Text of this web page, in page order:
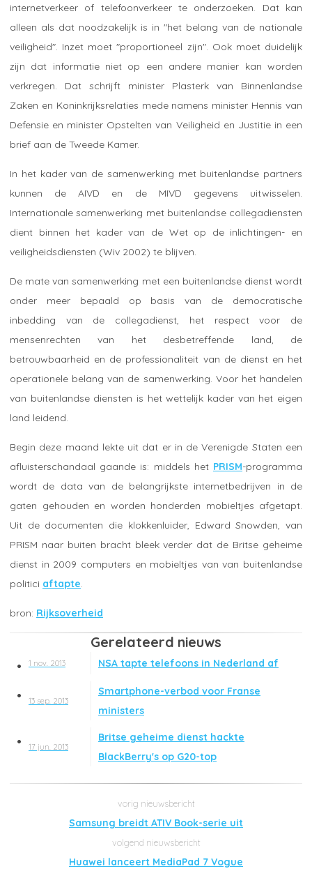
internetverkeer of telefoonverkeer te onderzoeken. Dat kan
alleen als dat noodzakelijk is in "het belang van de nationale
veiligheid". Inzet moet "proportioneel zijn". Ook moet duidelijk
zijn dat informatie niet op een andere manier kan worden
verkregen. Dat schrijft minister Plasterk van Binnenlandse
Zaken en Koninkrijksrelaties mede namens minister Hennis van
Defensie en minister Opstelten van Veiligheid en Justitie in een
brief aan de Tweede Kamer.
In het kader van de samenwerking met buitenlandse partners
kunnen de AIVD en de MIVD gegevens uitwisselen.
Internationale samenwerking met buitenlandse collegadiensten
dient binnen het kader van de Wet op de inlichtingen- en
veiligheidsdiensten (Wiv 2002) te blijven.
De mate van samenwerking met een buitenlandse dienst wordt
onder meer bepaald op basis van de democratische
inbedding van de collegadienst, het respect voor de
mensenrechten van het desbetreffende land, de
betrouwbaarheid en de professionaliteit van de dienst en het
operationele belang van de samenwerking. Voor het handelen
van buitenlandse diensten is het wettelijk kader van het eigen
land leidend.
Begin deze maand lekte uit dat er in de Verenigde Staten een
afluisterschandaal gaande is: middels het PRISM-programma
wordt de data van de belangrijkste internetbedrijven in de
gaten gehouden en worden honderden mobieltjes afgetapt.
Uit de documenten die klokkenluider, Edward Snowden, van
PRISM naar buiten bracht bleek verder dat de Britse geheime
dienst in 2009 computers en mobieltjes van van buitenlandse
politici aftapte
Rijksoverheid
Gerelateerd nieuws
1 nov. 2013 NSA tapte telefoons in Nederland af
13 sep. 2013
Smartphone-verbod voor Franse
ministers
17 jun. 2013
Britse geheime dienst hackte
BlackBerry's op G20-top
Samsung breidt ATIV Book-serie uit
Huawei lanceert MediaPad 7 Vogue